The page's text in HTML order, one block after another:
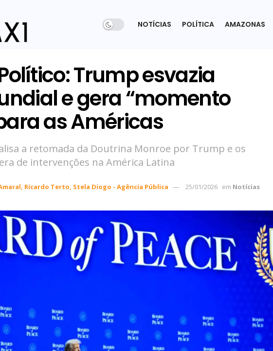
NOTÍCIAS POLÍTICA AMAZONAS
Trump esvazia
e gera “momento
as Américas
a retomada da Doutrina Monroe por Trump e os
de intervenções na América Latina
Ricardo Terto, Stela Diogo - Agência Pública 25/01/2026 em Notícias